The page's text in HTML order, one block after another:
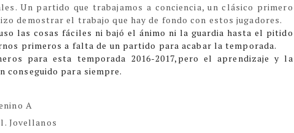
Un partido que trabajamos a conciencia, un clásico primero
demostrar el trabajo que hay de fondo con estos jugadores.
las cosas fáciles ni bajó el ánimo ni la guardia hasta el pitido
primeros a falta de un partido para acabar la temporada.
para esta temporada 2016-2017,pero el aprendizaje y la
conseguido para siempre.
A
Jovellanos